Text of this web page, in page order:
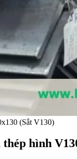
(Sắt V130)
hình